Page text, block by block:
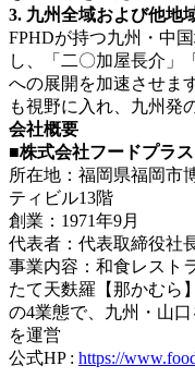
3. 九州全域および他地
FPHDが持つ九州・中
し、「二〇加屋長介」
への展開を加速させま
も視野に入れ、九州発
会社概要
■株式会社フードプラ
所在地：福岡県福岡市
ティビル13階
創業：1971年9月
代表者：代表取締役社
事業内容：和食レスト
たて天麩羅【那かむら
の4業態で、九州・山
を運営
公式HP : https://